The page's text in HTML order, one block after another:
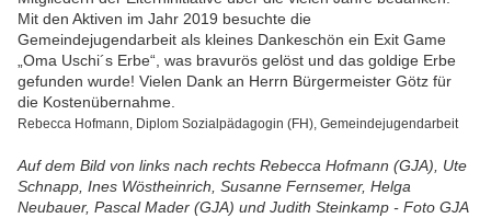
Mit den Aktiven im Jahr 2019 besuchte die
Gemeindejugendarbeit als kleines Dankeschön ein Exit Game
„Oma Uschi´s Erbe“, was bravurös gelöst und das goldige Erbe
gefunden wurde! Vielen Dank an Herrn Bürgermeister Götz für
die Kostenübernahme.
Rebecca Hofmann, Diplom Sozialpädagogin (FH), Gemeindejugendarbeit
Auf dem Bild von links nach rechts Rebecca Hofmann (GJA), Ute
Schnapp, Ines Wöstheinrich, Susanne Fernsemer, Helga
Neubauer, Pascal Mader (GJA) und Judith Steinkamp - Foto GJA